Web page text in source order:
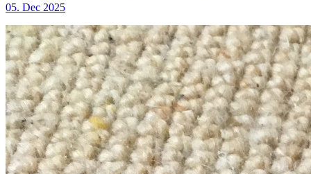
05. Dec 2025